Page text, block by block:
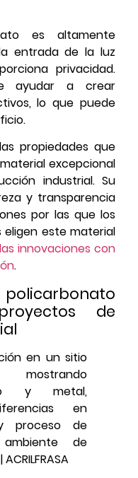
es altamente
entrada de la luz
privacidad.
ayudar a crear
lo que puede
propiedades que
excepcional
industrial. Su
y transparencia
por las que los
este material
innovaciones con
.
de